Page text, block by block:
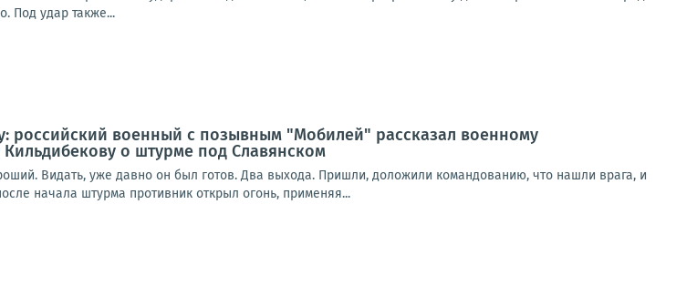
Под удар также...
российский военный с позывным "Мобилей" рассказал военному
Кильдибекову о штурме под Славянском
Видать, уже давно он был готов. Два выхода. Пришли, доложили командованию, что нашли врага, и
начала штурма противник открыл огонь, применяя...